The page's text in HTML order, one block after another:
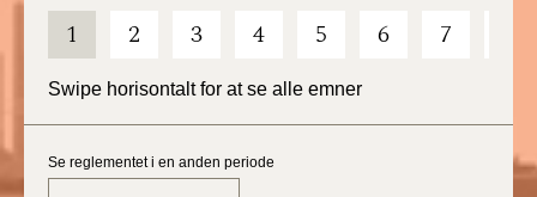
1 2 3 4 5 6 7
Swipe horisontalt for at se alle emner
Se reglementet i en anden periode